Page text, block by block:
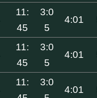
11:
45
3:0
5
4:01
11:
45
3:0
5
4:01
11:
3:0
4:01